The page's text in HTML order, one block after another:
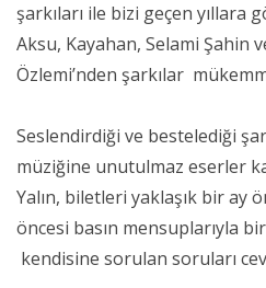
şarkıları ile bizi geçen yıllara
Aksu, Kayahan, Selami Şahin
Özlemi’nden şarkılar
Seslendirdiği ve bestelediği
müziğine unutulmaz eserler
Yalın, biletleri yaklaşık bir ay
öncesi basın mensuplarıyla
kendisine sorulan soruları